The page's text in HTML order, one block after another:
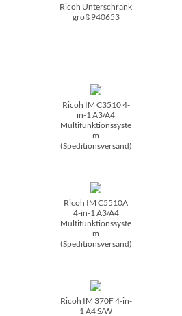
Ricoh Unterschrank
groß 940653
Ricoh IM C3510 4-
in-1 A3/­A4
Multifunktionssyste
m
(Speditionsversand)
Ricoh IM C5510A
4-in-1 A3/­A4
Multifunktionssyste
m
(Speditionsversand)
Ricoh IM 370F 4-in-
1 A4 S/­W